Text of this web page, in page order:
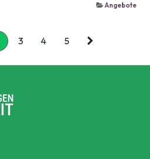
Angebote
3 4 5